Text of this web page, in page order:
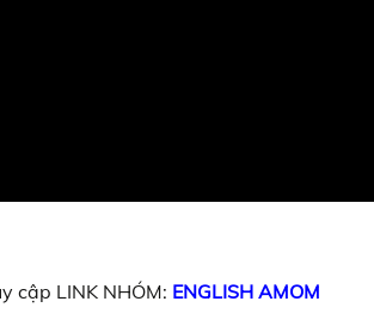
cập LINK NHÓM: ENGLISH AMOM